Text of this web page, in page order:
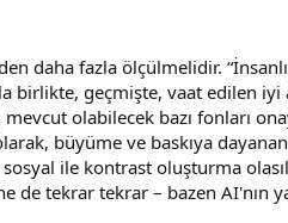
daha fazla ölçülmelidir.
birlikte, geçmişte, vaat edilen iyi
olabilecek bazı fonları
büyüme ve baskıya
ile kontrast oluşturma
de tekrar tekrar – bazen AI'nın